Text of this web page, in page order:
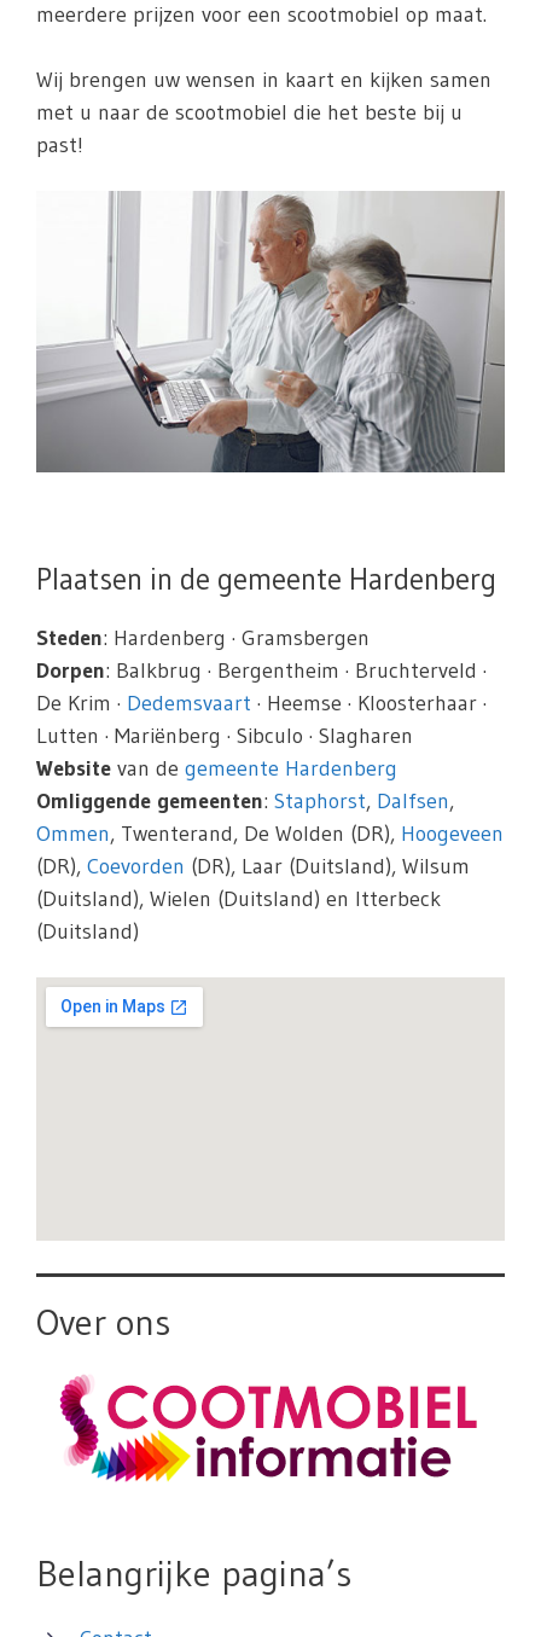
meerdere prijzen voor een scootmobiel op maat.
Wij brengen uw wensen in kaart en kijken samen
met u naar de scootmobiel die het beste bij u
past!
Plaatsen in de gemeente Hardenberg
Steden: Hardenberg · Gramsbergen
Dorpen: Balkbrug · Bergentheim · Bruchterveld ·
De Krim · Dedemsvaart · Heemse · Kloosterhaar ·
Lutten · Mariënberg · Sibculo · Slagharen
Website van de gemeente Hardenberg
Omliggende gemeenten: Staphorst, Dalfsen,
Ommen, Twenterand, De Wolden (DR), Hoogeveen
(DR), Coevorden (DR), Laar (Duitsland), Wilsum
(Duitsland), Wielen (Duitsland) en Itterbeck
(Duitsland)
Over ons
Belangrijke pagina’s